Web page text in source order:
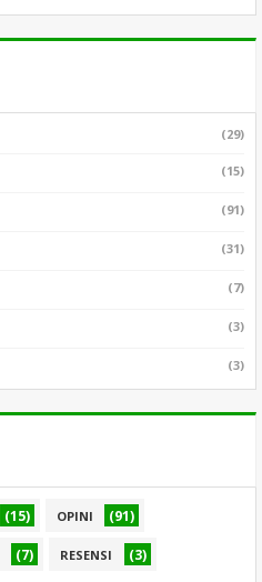
(29)
(15)
(91)
(31)
(7)
(3)
(3)
(15) OPINI (91)
(7) RESENSI (3)